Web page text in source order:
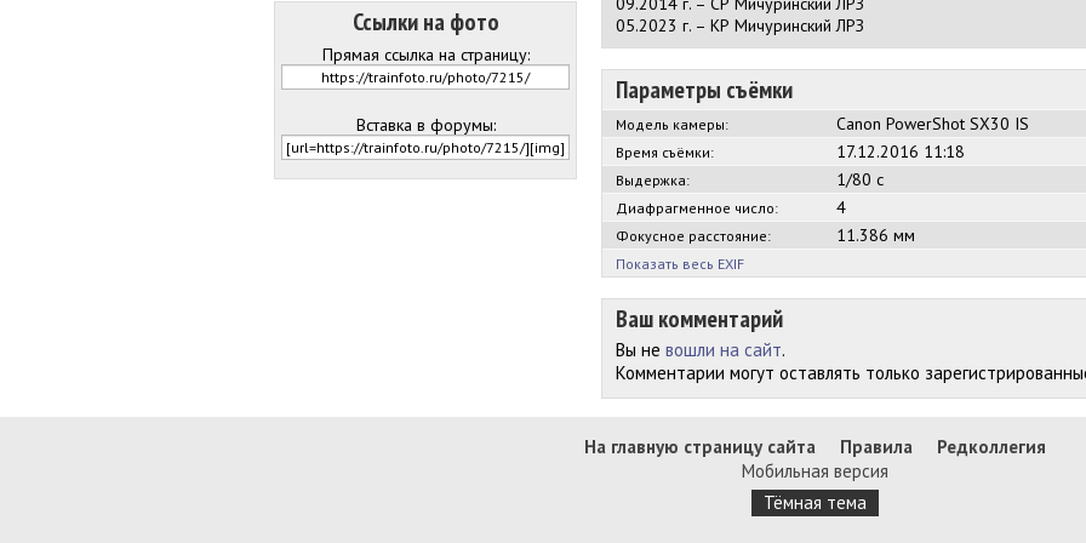
Ссылки на фото
Прямая ссылка на страницу:
Вставка в форумы:
05.2023 г. – КР Мичуринский ЛРЗ
Параметры съёмки
Модель камеры: Canon PowerShot SX30 IS
Время съёмки: 17.12.2016 11:18
Выдержка: 1/80 с
Диафрагменное число: 4
Фокусное расстояние: 11.386 мм
Показать весь EXIF
Ваш комментарий
Вы не вошли на сайт.
Комментарии могут оставлять только
На главную страницу сайта Правила
Редколлегия
Мобильная версия
Тёмная тема